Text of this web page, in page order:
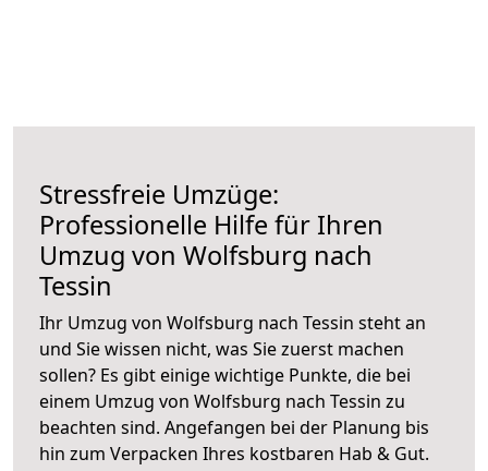
Stressfreie Umzüge:
Professionelle Hilfe für Ihren
Umzug von Wolfsburg nach
Tessin
Ihr Umzug von Wolfsburg nach Tessin steht an
und Sie wissen nicht, was Sie zuerst machen
sollen? Es gibt einige wichtige Punkte, die bei
einem Umzug von Wolfsburg nach Tessin zu
beachten sind. Angefangen bei der Planung bis
hin zum Verpacken Ihres kostbaren Hab & Gut.